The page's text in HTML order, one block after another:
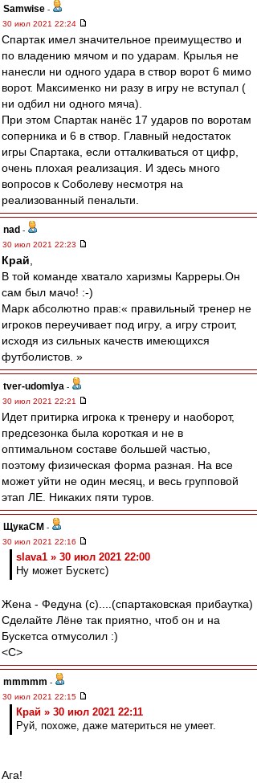
Samwise -
30 июл 2021 22:24
Спартак имел значительное преимущество и
по владению мячом и по ударам. Крылья не
нанесли ни одного удара в створ ворот 6 мимо
ворот. Максименко ни разу в игру не вступал (
ни одбил ни одного мяча).
При этом Спартак нанёс 17 ударов по воротам
соперника и 6 в створ. Главный недостаток
игры Спартака, если отталкиваться от цифр,
очень плохая реализация. И здесь много
вопросов к Соболеву несмотря на
реализованный пенальти.
nad -
30 июл 2021 22:23
Край
В той команде хватало харизмы Карреры.Он
сам был мачо! :-)
Марк абсолютно прав:« правильный тренер не
игроков переучивает под игру, а игру строит,
исходя из сильных качеств имеющихся
футболистов. »
tver-udomlya -
30 июл 2021 22:21
Идет притирка игрока к тренеру и наоборот,
предсезонка была короткая и не в
оптимальном составе большей частью,
поэтому физическая форма разная. На все
может уйти не один месяц, и весь групповой
этап ЛЕ. Никаких пяти туров.
ЩукаСМ -
30 июл 2021 22:16
slava1 » 30 июл 2021 22:00
Ну может Бускетс)
Жена - Федуна (с)....(спартаковская прибаутка)
Сделайте Лёне так приятно, чтоб он и на
Бускетса отмусолил :)
<C>
mmmmm -
30 июл 2021 22:15
Край » 30 июл 2021 22:11
Руй, похоже, даже материться не умеет.
Ага!